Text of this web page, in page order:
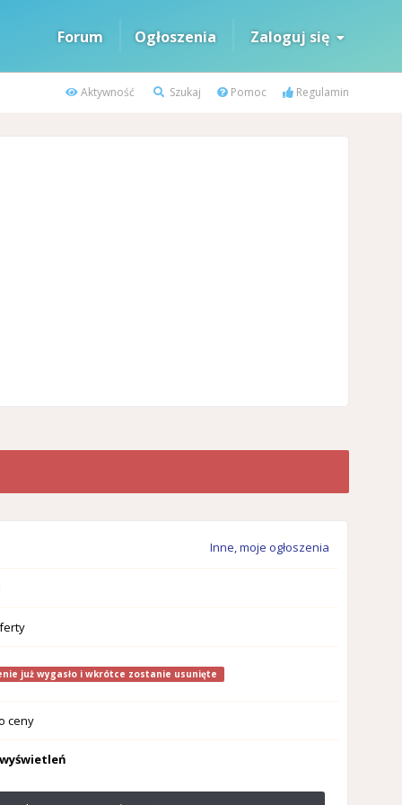
Forum Ogłoszenia Zaloguj się
Aktywność Szukaj Pomoc Regulamin
Inne, moje ogłoszenia
już wygasło i wkrótce zostanie usunięte
ceny